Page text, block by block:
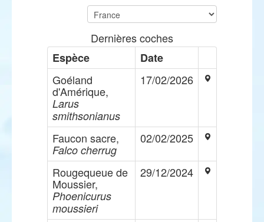
Dernières coches
Espèce
Date
Goéland
d'Amérique,
Larus
smithsonianus
17/02/2026
Faucon sacre,
Falco cherrug
02/02/2025
Rougequeue de
Moussier,
Phoenicurus
moussieri
29/12/2024